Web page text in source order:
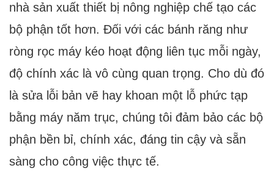
nhà sản xuất thiết bị nông nghiệp chế tạo các
bộ phận tốt hơn. Đối với các bánh răng như
ròng rọc máy kéo hoạt động liên tục mỗi ngày,
độ chính xác là vô cùng quan trọng. Cho dù đó
là sửa lỗi bản vẽ hay khoan một lỗ phức tạp
bằng máy năm trục, chúng tôi đảm bảo các bộ
phận bền bỉ, chính xác, đáng tin cậy và sẵn
sàng cho công việc thực tế.